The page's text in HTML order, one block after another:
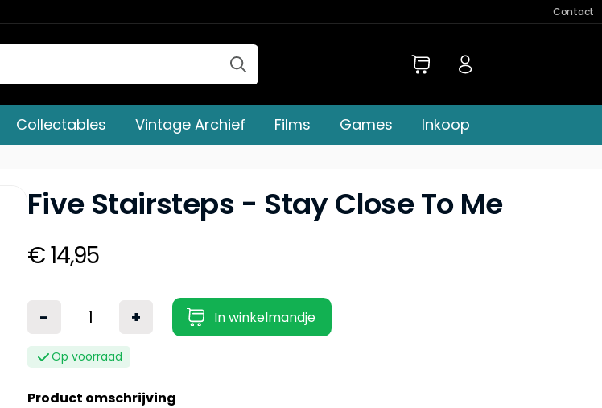
Contact
Collectables Vintage Archief Films Games Inkoop
Five Stairsteps - Stay Close To Me
€ 14,95
- + In winkelmandje
Op voorraad
Product omschrijving